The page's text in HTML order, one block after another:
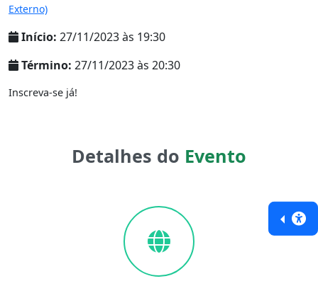
Externo)
Início: 27/11/2023 às 19:30
Término: 27/11/2023 às 20:30
Inscreva-se já!
Detalhes do Evento